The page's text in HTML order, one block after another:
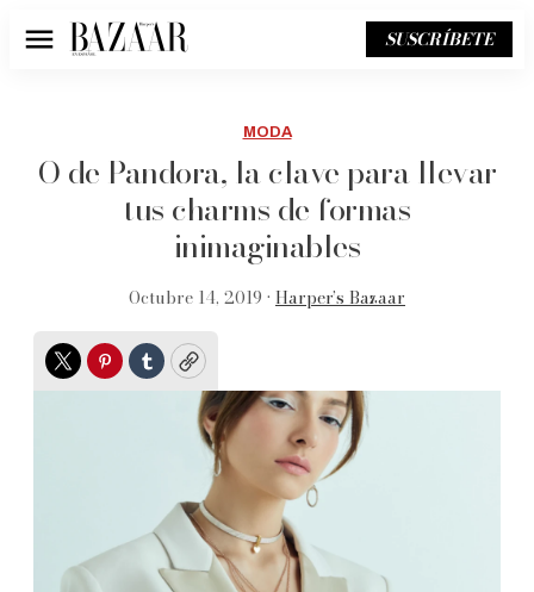
Menú SUSCRÍBETE
MODA
O de Pandora, la clave para llevar
tus charms de formas
inimaginables
Octubre 14, 2019 • Harper’s Bazaar
TwitterPinterest
TumblrCopy